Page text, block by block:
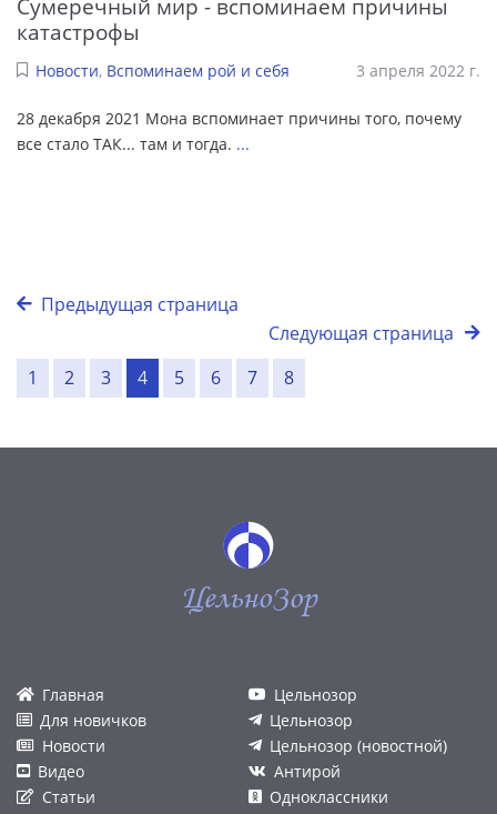
Сумеречный мир - вспоминаем причины
катастрофы
Новости, Вспоминаем рой и себя 3 апреля 2022 г.
28 декабря 2021 Мона вспоминает причины того, почему
все стало ТАК... там и тогда. ...
Предыдущая страница
Следующая страница
1
2 3 4 5 6 7 8
ЦельноЗор
Главная
Для новичков
Новости
Видео
Статьи
Цельнозор
Цельнозор
Цельнозор (новостной)
Антирой
Одноклассники